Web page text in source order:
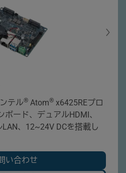
テル® Atom® x6425REプロ
ボード、デュアルHDMI、
、12~24V DCを搭載し
い合わせ